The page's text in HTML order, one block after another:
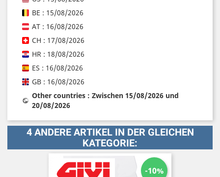
BE : 15/08/2026
AT : 16/08/2026
CH : 17/08/2026
HR : 18/08/2026
ES : 16/08/2026
GB : 16/08/2026
Other countries : Zwischen 15/08/2026 und
20/08/2026
4 ANDERE ARTIKEL IN DER GLEICHEN
KATEGORIE:
-10%